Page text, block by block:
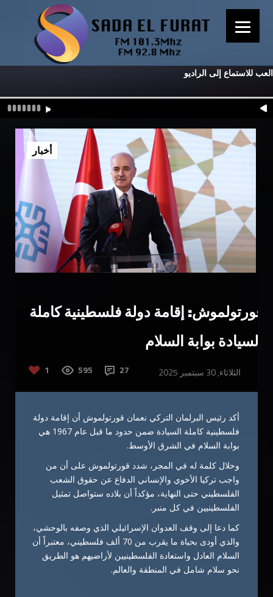
العب للاستماع إلى الراديو
قورتولموش: إقامة دولة فلسطينية كاملة
السيادة بوابة السلام
1 595 27 الثلاثاء, 30 سبتمبر 2025
أخبار
أكد رئيس البرلمان التركي نعمان قورتولموش أن إقامة دولة
فلسطينية كاملة السيادة ضمن حدود ما قبل عام 1967 هي
بوابة السلام في الشرق الأوسط.
وخلال كلمة له في المجر، شدد قورتولموش على أن من
واجب تركيا الأخوي والإنساني الدفاع عن حقوق الشعب
الفلسطيني حتى النهاية، مؤكداً أن بلاده ستواصل تمثيل
الفلسطينيين في كل منبر.
كما دعا إلى وقف العدوان الإسرائيلي الذي وصفه بالوحشي،
والذي أودى بحياة ما يقرب من 70 ألف فلسطيني، معتبراً أن
السلام العادل واستعادة الفلسطينيين لأراضيهم هو الطريق
نحو سلام شامل في المنطقة والعالم.